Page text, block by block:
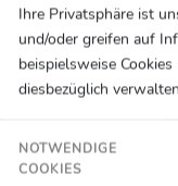
gelegt und ich
heute fit sind
den Platz
„Es wird noch
Ihre Privatsphäre ist
und/oder greifen auf
beispielsweise
diesbezüglich
NOTWENDIGE
COOKIES